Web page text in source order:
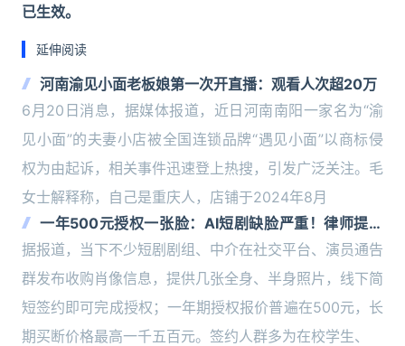
已生效。
延伸阅读
河南渝见小面老板娘第一次开直播：观看人次超20万
6月20日消息，据媒体报道，近日河南南阳一家名为“渝
见小面”的夫妻小店被全国连锁品牌“遇见小面”以商标侵
权为由起诉，相关事件迅速登上热搜，引发广泛关注。毛
女士解释称，自己是重庆人，店铺于2024年8月
一年500元授权一张脸：AI短剧缺脸严重！律师提醒
警惕永久授权陷阱
据报道，当下不少短剧剧组、中介在社交平台、演员通告
群发布收购肖像信息，提供几张全身、半身照片，线下简
短签约即可完成授权；一年期授权报价普遍在500元，长
期买断价格最高一千五百元。签约人群多为在校学生、